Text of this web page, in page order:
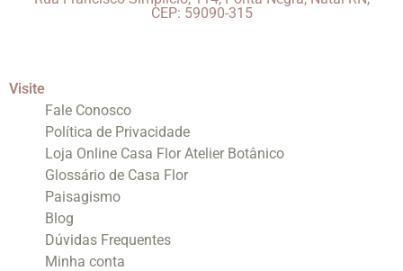
CEP: 59090-315
Visite
Fale Conosco
Política de Privacidade
Loja Online Casa Flor Atelier Botânico
Glossário de Casa Flor
Paisagismo
Blog
Dúvidas Frequentes
Minha conta